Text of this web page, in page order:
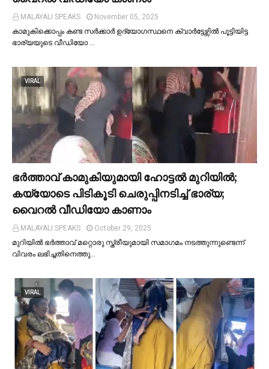
MALAYALI SPEAKS
November 05, 2025
കാമുകിക്കൊപ്പം കണ്ട സർക്കാർ ഉദ്യോഗസ്ഥനെ ക്വാർട്ടേഴ്സില്‍ പൂട്ടിയിട്ട
ഭാര്യയുടെ വീഡിയോ …
VIRAL
ഭര്‍ത്താവ് കാമുകിയുമായി ഹോട്ടല്‍ മുറിയില്‍;
കയ്യോടെ പിടികൂടി ചെരുപ്പിനടിച്ച്‌ ഭാര്യ;
വൈറൽ വീഡിയോ കാണാം
MALAYALI SPEAKS
October 29, 2025
മുറിയില്‍ ഭർത്താവ് മറ്റൊരു സ്ത്രീയുമായി സമാഗമം നടത്തുന്നുണ്ടെന്ന്
വിവരം ലഭിച്ചതിനെത്തു…
VIRAL